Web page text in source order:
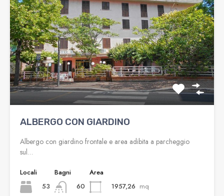
ALBERGO CON GIARDINO
Albergo con giardino frontale e area adibita a parcheggio
sul…
Locali
53
Bagni
60
Area
1957,26 mq